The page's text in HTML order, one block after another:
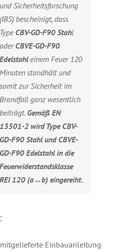
und Sicherheitsforschung
(IBS) bescheinigt, dass
Type CBV-GD-F90 Stahl
oder CBVE-GD-F90
Edelstahleinem Feuer 120
Minuten standhält und
somit zur Sicherheit im
Brandfall ganz wesentlich
beiträgt. Gemäß EN
13501-2 wird Type CBV-
GD-F90 Stahl und CBVE-
GD-F90 Edelstahl in die
Feuerwiderstandsklasse
REI 120 (a↔b) eingereiht.
Einbauanleitung